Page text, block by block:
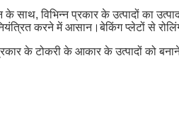
साथ, विभिन्न प्रकार के उत्पादों का
करने में आसान।बेकिंग प्लेटों से
के टोकरी के आकार के उत्पादों को